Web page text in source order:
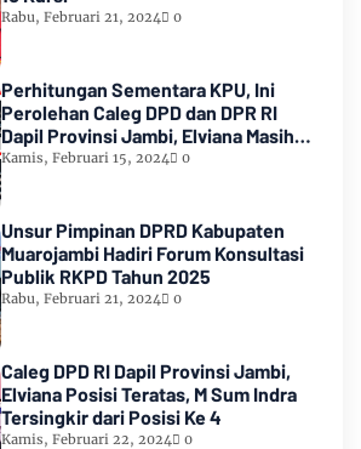
Rabu, Februari 21, 2024 0
Perhitungan Sementara KPU, Ini
Perolehan Caleg DPD dan DPR RI
Dapil Provinsi Jambi, Elviana Masih
Urutan Kedua Teratas
Kamis, Februari 15, 2024 0
Unsur Pimpinan DPRD Kabupaten
Muarojambi Hadiri Forum Konsultasi
Publik RKPD Tahun 2025
Rabu, Februari 21, 2024 0
Caleg DPD RI Dapil Provinsi Jambi,
Elviana Posisi Teratas, M Sum Indra
Tersingkir dari Posisi Ke 4
Kamis, Februari 22, 2024 0